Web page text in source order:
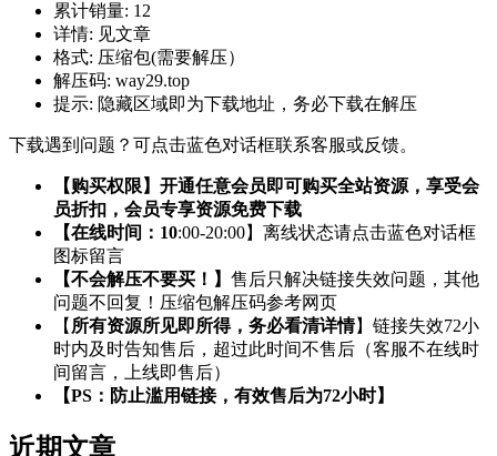
累计销量: 12
详情: 见文章
格式: 压缩包(需要解压）
解压码: way29.top
提示: 隐藏区域即为下载地址，务必下载在解压
下载遇到问题？可点击蓝色对话框联系客服或反馈。
【购买权限】开通任意会员即可购买全站资源，享受会
员折扣，会员专享资源免费下载
【在线时间：10:00-20:00】离线状态请点击蓝色对话框
图标留言
【不会解压不要买！】 售后只解决链接失效问题，其他
问题不回复！压缩包解压码参考网页
【 所有资源所见即所得，务必看清详情】链接失效72小
时内及时告知售后，超过此时间不售后（客服不在线时
间留言，上线即售后）
【PS：防止滥用链接，有效售后为72小时】
近期文章